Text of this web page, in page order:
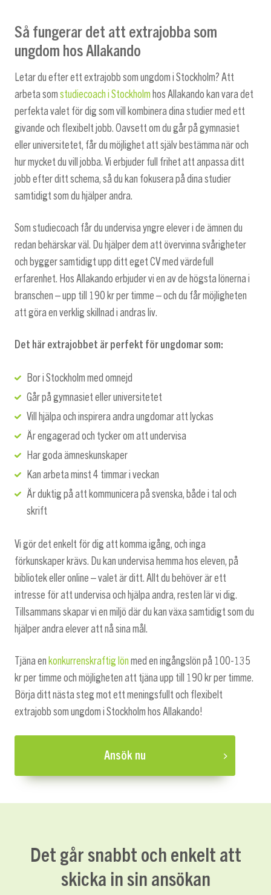
Så fungerar det att extrajobba som
ungdom hos Allakando
Letar du efter ett extrajobb som ungdom i Stockholm? Att
arbeta som studiecoach i Stockholm hos Allakando kan vara det
perfekta valet för dig som vill kombinera dina studier med ett
givande och flexibelt jobb. Oavsett om du går på gymnasiet
eller universitetet, får du möjlighet att själv bestämma när och
hur mycket du vill jobba. Vi erbjuder full frihet att anpassa ditt
jobb efter ditt schema, så du kan fokusera på dina studier
samtidigt som du hjälper andra.
Som studiecoach får du undervisa yngre elever i de ämnen du
redan behärskar väl. Du hjälper dem att övervinna svårigheter
och bygger samtidigt upp ditt eget CV med värdefull
erfarenhet. Hos Allakando erbjuder vi en av de högsta lönerna i
branschen – upp till 190 kr per timme – och du får möjligheten
att göra en verklig skillnad i andras liv.
Det här extrajobbet är perfekt för ungdomar som:
Bor i Stockholm med omnejd
Går på gymnasiet eller universitetet
Vill hjälpa och inspirera andra ungdomar att lyckas
Är engagerad och tycker om att undervisa
Har goda ämneskunskaper
Kan arbeta minst 4 timmar i veckan
Är duktig på att kommunicera på svenska, både i tal och
skrift
Vi gör det enkelt för dig att komma igång, och inga
förkunskaper krävs. Du kan undervisa hemma hos eleven, på
bibliotek eller online – valet är ditt. Allt du behöver är ett
intresse för att undervisa och hjälpa andra, resten lär vi dig.
Tillsammans skapar vi en miljö där du kan växa samtidigt som du
hjälper andra elever att nå sina mål.
Tjäna en konkurrenskraftig lön med en ingångslön på 100-135
kr per timme och möjligheten att tjäna upp till 190 kr per timme.
Börja ditt nästa steg mot ett meningsfullt och flexibelt
extrajobb som ungdom i Stockholm hos Allakando!
Ansök nu
Det går snabbt och enkelt att
skicka in sin ansökan